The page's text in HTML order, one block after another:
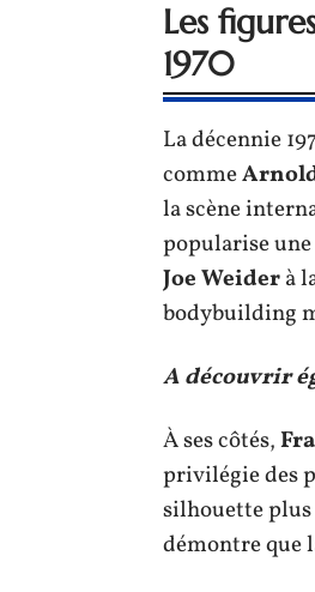
Les
1970
La décennie
comme
la scène
popularise
Joe Weiderà
bodybuilding
A découvrir
À ses côtés,
privilégie des
silhouette plus
démontre que